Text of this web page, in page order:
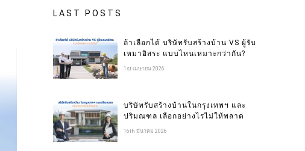
LAST POSTS
ถ้าเลือกได้ บริษัทรับสร้างบ้าน VS ผู้รับ
เหมาอิสระ แบบไหนเหมาะกว่ากัน?
1st เมษายน 2026
บริษัทรับสร้างบ้านในกรุงเทพฯ และ
ปริมณฑล เลือกอย่างไรไม่ให้พลาด
16th มีนาคม 2026